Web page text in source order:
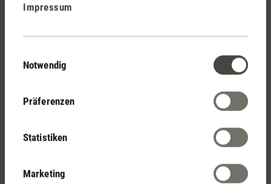
Impressum
Notwendig
Präferenzen
Statistiken
Marketing